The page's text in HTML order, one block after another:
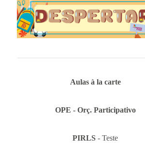
Aulas à la carte
OPE - Orç. Participativo
PIRLS - Teste